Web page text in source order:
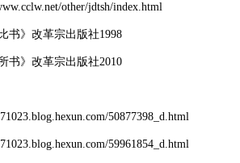
other/jdtsh/index.html
书》改革宗出版社1998
书》改革宗出版社2010
50877398_d.html
59961854_d.html